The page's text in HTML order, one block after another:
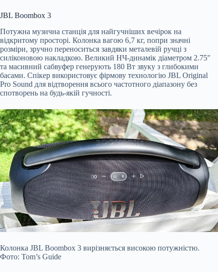
JBL Boombox 3
Потужна музична станція для найгучніших вечірок на
відкритому просторі. Колонка вагою 6,7 кг, попри значні
розміри, зручно переноситься завдяки металевій ручці з
силіконовою накладкою. Великий НЧ-динамік діаметром 2.75″
та масивний сабвуфер генерують 180 Вт звуку з глибокими
басами. Спікер використовує фірмову технологію JBL Original
Pro Sound для відтворення всього частотного діапазону без
спотворень на будь-якій гучності.
Колонка JBL Boombox 3 вирізняється високою потужністю.
Фото: Tom’s Guide